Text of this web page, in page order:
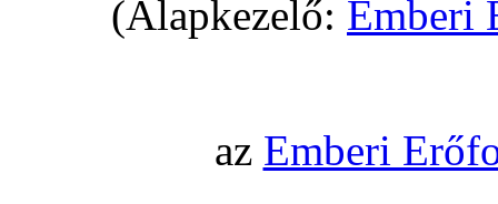
(Alapkezelő: Emberi
az Emberi